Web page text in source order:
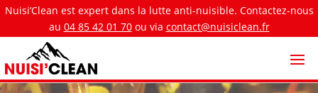
Nuisi’Clean est expert dans la lutte anti-nuisible. Contactez-nous
au 04 85 42 01 70ou via contact@nuisiclean.fr